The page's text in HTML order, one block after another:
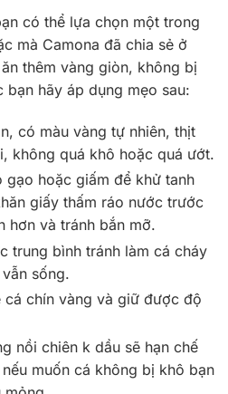
có thể lựa chọn một trong
mà Camona đã chia sẻ ở
thêm vàng giòn, không bị
hãy áp dụng mẹo sau:
có màu vàng tự nhiên, thịt
không quá khô hoặc quá ướt.
hoặc giấm để khử tanh
giấy thấm ráo nước trước
hơn và tránh bắn mỡ.
trung bình tránh làm cá cháy
sống.
cá chín vàng và giữ được độ
nồi chiên k dầu sẽ hạn chế
muốn cá không bị khô bạn